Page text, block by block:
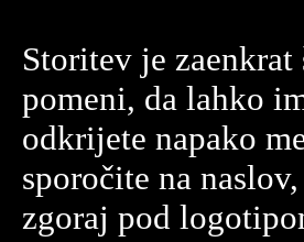
Storitev je
pomeni, da lahko
odkrijete napako
sporočite na
zgoraj pod